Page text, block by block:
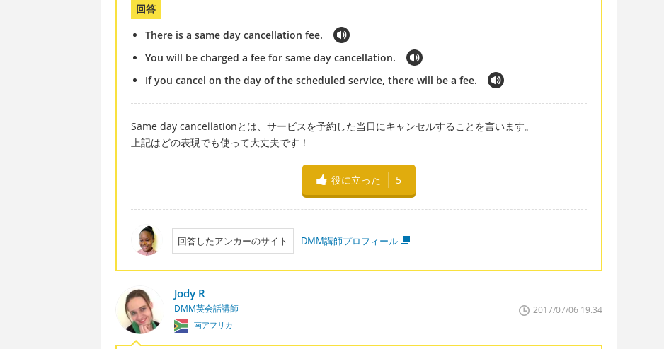
回答
There is a same day cancellation fee.
You will be charged a fee for same day cancellation.
If you cancel on the day of the scheduled service, there will be a fee.
Same day cancellationとは、サービスを予約した当日にキャンセルすることを言います。
上記はどの表現でも使って大丈夫です！
役に立った 5
回答したアンカーのサイト DMM講師プロフィール
Jody R
DMM英会話講師
南アフリカ
2017/07/06 19:34